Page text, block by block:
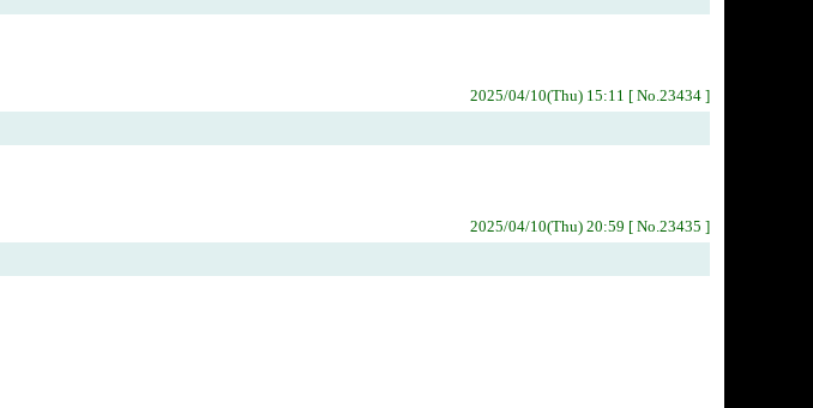
2025/04/10(Thu) 15:11 [ No.23434 ]
2025/04/10(Thu) 20:59 [ No.23435 ]